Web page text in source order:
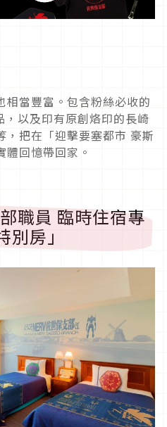
相當豐富。包含粉絲必收的
，以及印有原創烙印的長崎
，把在「迎擊要塞都市 豪斯
回憶帶回家。
職員 臨時住宿專
房」